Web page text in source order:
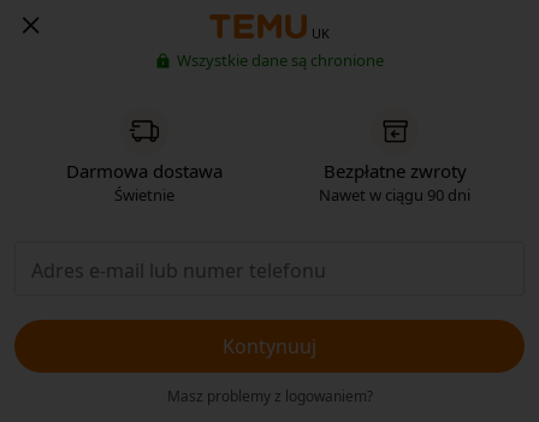
UK
Wszystkie dane są chronione
Darmowa dostawa
Świetnie
Bezpłatne zwroty
Nawet w ciągu 90 dni
Kontynuuj
Masz problemy z logowaniem?